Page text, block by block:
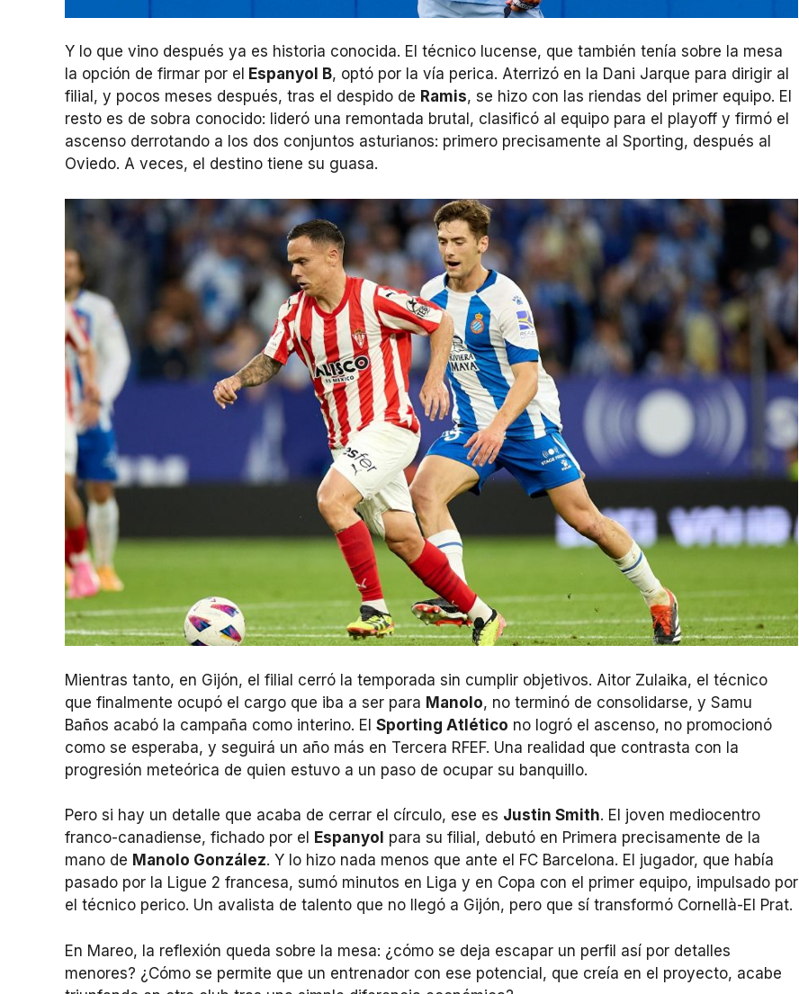
Y lo que vino después ya es historia conocida. El técnico lucense, que también tenía sobre la mesa
la opción de firmar por el Espanyol B, optó por la vía perica. Aterrizó en la Dani Jarque para dirigir al
filial, y pocos meses después, tras el despido de Ramis, se hizo con las riendas del primer equipo. El
resto es de sobra conocido: lideró una remontada brutal, clasificó al equipo para el playoff y firmó el
ascenso derrotando a los dos conjuntos asturianos: primero precisamente al Sporting, después al
Oviedo. A veces, el destino tiene su guasa.
Mientras tanto, en Gijón, el filial cerró la temporada sin cumplir objetivos. Aitor Zulaika, el técnico
que finalmente ocupó el cargo que iba a ser para Manolo, no terminó de consolidarse, y Samu
Baños acabó la campaña como interino. El Sporting Atlético no logró el ascenso, no promocionó
como se esperaba, y seguirá un año más en Tercera RFEF. Una realidad que contrasta con la
progresión meteórica de quien estuvo a un paso de ocupar su banquillo.
Pero si hay un detalle que acaba de cerrar el círculo, ese es Justin Smith. El joven mediocentro
franco-canadiense, fichado por el
Espanyol para su filial, debutó en Primera precisamente de la
mano de Manolo González. Y lo hizo nada menos que ante el FC Barcelona. El jugador, que había
pasado por la Ligue 2 francesa, sumó minutos en Liga y en Copa con el primer equipo, impulsado por
el técnico perico. Un avalista de talento que no llegó a Gijón, pero que sí transformó Cornellà-El Prat.
En Mareo, la reflexión queda sobre la mesa: ¿cómo se deja escapar un perfil así por detalles
menores? ¿Cómo se permite que un entrenador con ese potencial, que creía en el proyecto, acabe